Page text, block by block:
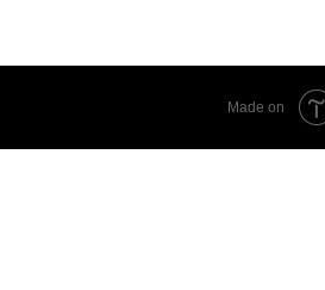
Made on